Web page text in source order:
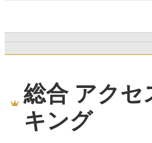
総合 アクセ
キング